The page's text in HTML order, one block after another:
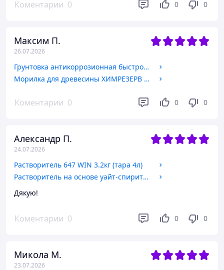
Коментарии 0 0 0
Максим П.
26.07.2026
Грунтовка антикоррозионная быстросохнущая KhimrezervPRO 0.9кг серая/красно-коричневая
Морилка для древесины ХИМРЕЗЕРВ 0.3л цвета в ассортименте
Коментарии 0 0 0
Александр П.
24.07.2026
Растворитель 647 WIN 3.2кг (тара 4л)
Растворитель на основе уайт-спирита WIN 4л
Дякую!
Коментарии 0 0 0
Микола М.
23.07.2026